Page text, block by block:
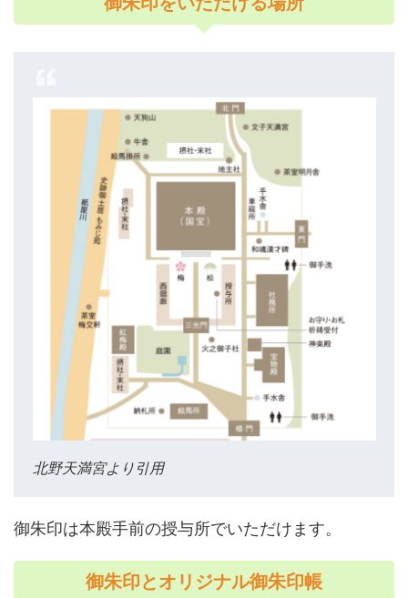
北野天満宮より引用
御朱印は本殿手前の授与所でいただけます。
御朱印とオリジナル御朱印帳